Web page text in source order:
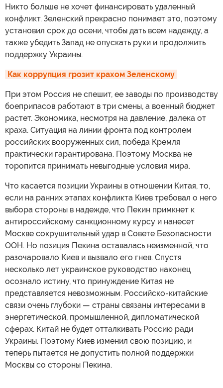
Никто больше не хочет финансировать удаленный
конфликт. Зеленский прекрасно понимает это, поэтому
установил срок до осени, чтобы дать всем надежду, а
также убедить Запад не опускать руки и продолжить
поддержку Украины.
Как коррупция грозит крахом Зеленскому
При этом Россия не спешит, ее заводы по производству
боеприпасов работают в три смены, а военный бюджет
растет. Экономика, несмотря на давление, далека от
краха. Ситуация на линии фронта под контролем
российских вооруженных сил, победа Кремля
практически гарантирована. Поэтому Москва не
торопится принимать невыгодные условия мира.
Что касается позиции Украины в отношении Китая, то,
если на ранних этапах конфликта Киев требовал о него
выбора стороны в надежде, что Пекин примкнет к
антироссийскому санкционному курсу и нанесет
Москве сокрушительный удар в Совете Безопасности
ООН. Но позиция Пекина оставалась неизменной, что
разочаровало Киев и вызвало его гнев. Спустя
несколько лет украинское руководство наконец
осознало истину, что принуждение Китая не
представляется невозможным. Российско-китайские
связи очень глубоки — страны связаны интересами в
энергетической, промышленной, дипломатической
сферах. Китай не будет отталкивать Россию ради
Украины. Поэтому Киев изменил свою позицию, и
теперь пытается не допустить полной поддержки
Москвы со стороны Пекина.